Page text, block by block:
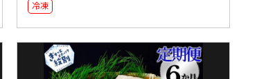
冷凍